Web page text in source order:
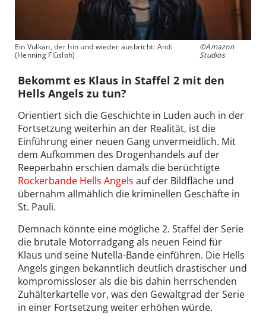
Ein Vulkan, der hin und wieder ausbricht: Andi
(Henning Flüsloh)
©Amazon
Studios
Bekommt es Klaus in Staffel 2 mit den
Hells Angels zu tun?
Orientiert sich die Geschichte in Luden auch in der
Fortsetzung weiterhin an der Realität, ist die
Einführung einer neuen Gang unvermeidlich. Mit
dem Aufkommen des Drogenhandels auf der
Reeperbahn erschien damals die berüchtigte
Rockerbande Hells Angels auf der Bildfläche und
übernahm allmählich die kriminellen Geschäfte in
St. Pauli.
Demnach könnte eine mögliche 2. Staffel der Serie
die brutale Motorradgang als neuen Feind für
Klaus und seine Nutella-Bande einführen. Die Hells
Angels gingen bekanntlich deutlich drastischer und
kompromissloser als die bis dahin herrschenden
Zuhälterkartelle vor, was den Gewaltgrad der Serie
in einer Fortsetzung weiter erhöhen würde.